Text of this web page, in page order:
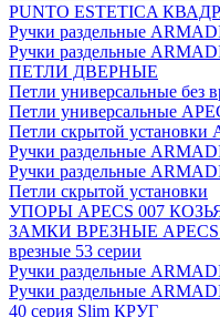
PUNTO ESTETICA
Ручки раздельные
Ручки раздельные
ПЕТЛИ ДВЕРНЫЕ
Петли универсальные без
Петли универсальные
Петли скрытой установки
Ручки раздельные
Ручки раздельные
Петли скрытой установки
УПОРЫ APECS 007
ЗАМКИ ВРЕЗНЫЕ APECS
врезные 53 серии
Ручки раздельные
Ручки раздельные
40 серия Slim КРУГ